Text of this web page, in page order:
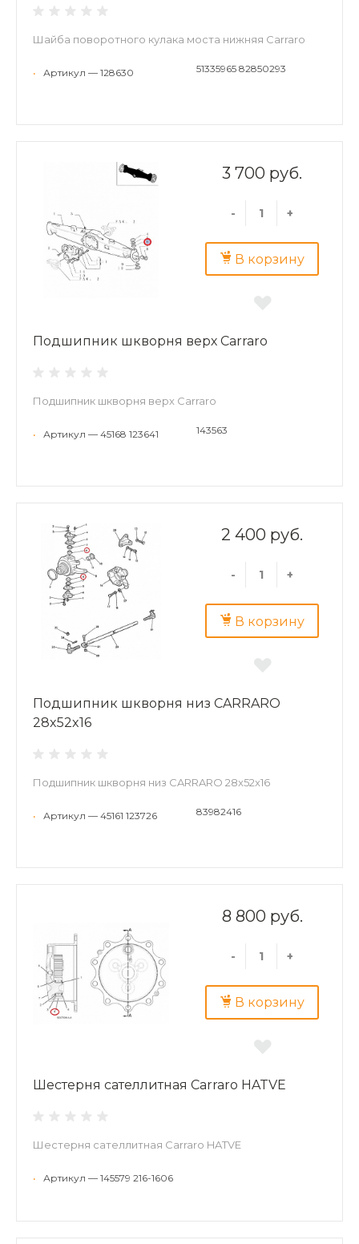
Шайба поворотного кулака моста нижняя Carraro
• Артикул — 128630 51335965 82850293
3 700 руб.
- +
В корзину
Подшипник шкворня верх Carraro
Подшипник шкворня верх Carraro
• Артикул — 45168 123641 143563
2 400 руб.
- +
В корзину
Подшипник шкворня низ CARRARO
28x52x16
Подшипник шкворня низ CARRARO 28x52x16
• Артикул — 45161 123726 83982416
8 800 руб.
- +
В корзину
Шестерня сателлитная Carraro HATVE
Шестерня сателлитная Carraro HATVE
• Артикул — 145579 216-1606